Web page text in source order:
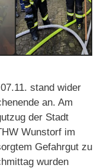
stand wider
an. Am
der Stadt
Wunstorf im
Gefahrgut zu
wurden